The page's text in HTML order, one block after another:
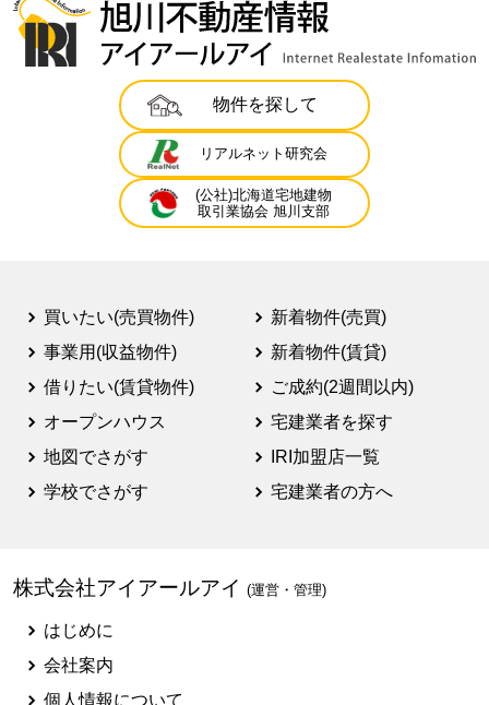
物件を探して
リアルネット研究会
(公社)北海道宅地建物
取引業協会 旭川支部
買いたい(売買物件)
事業用(収益物件)
借りたい(賃貸物件)
オープンハウス
地図でさがす
学校でさがす
新着物件(売買)
新着物件(賃貸)
ご成約(2週間以内)
宅建業者を探す
IRI加盟店一覧
宅建業者の方へ
株式会社アイアールアイ (運営・管理)
はじめに
会社案内
個人情報について